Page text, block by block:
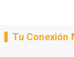
Tu Conexión